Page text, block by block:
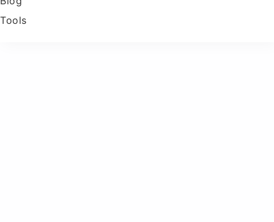
Tools